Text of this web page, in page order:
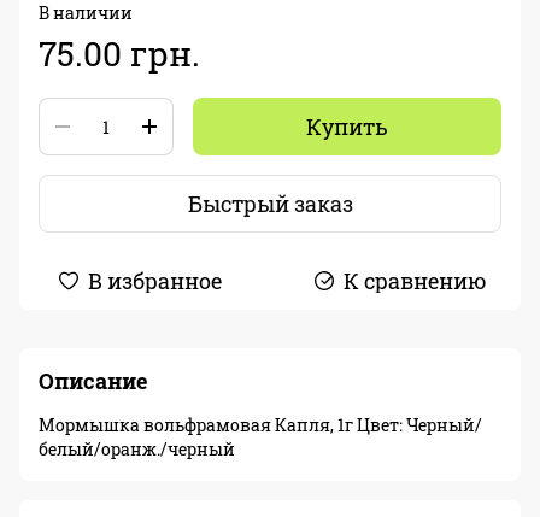
В наличии
75.00 грн.
Купить
Быстрый заказ
В избранное К сравнению
Описание
Мормышка вольфрамовая Капля, 1г Цвет: Черный/
белый/оранж./черный